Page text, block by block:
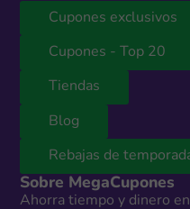
Cupones exclusivos
Cupones - Top 20
Tiendas
Blog
Rebajas de
Sobre MegaCupones
Ahorra tiempo y dinero